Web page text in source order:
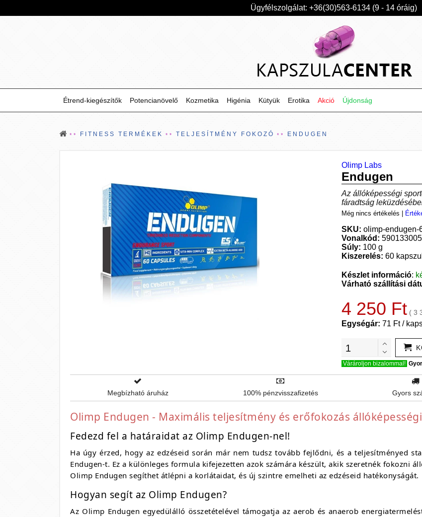
Ügyfélszolgálat: +36(30)563-6134 (9 - 14 óráig)
Étrend-kiegészítők Potencianövelő Kozmetika Higénia Kütyük Erotika Akció Újdonság
FITNESS TERMÉKEK TELJESÍTMÉNY FOKOZÓ ENDUGEN
Olimp Labs
Endugen
Az állóképességi
fáradtság
Még nincs értékelés
SKU: olimp-endugen-
Vonalkód:
Súly: 100 g
Kiszerelés: 60
Készlet információ:
Várható szállítási
4 250 Ft ( 3
Egységár: 71 Ft /
Várároljon bizalommal!
Megbízható áruház 100% pénzvisszafizetés Gyors
Olimp Endugen - Maximális teljesítmény és erőfokozás
Fedezd fel a határaidat az Olimp Endugen-nel!
Ha úgy érzed, hogy az edzéseid során már nem tudsz tovább fejlődni, és a teljesítményed
Endugen-t. Ez a különleges formula kifejezetten azok számára készült, akik szeretnék fokozni
Olimp Endugen segíthet átlépni a korlátaidat, és új szintre emelheti az edzéseid hatékonyságát.
Hogyan segít az Olimp Endugen?
Az Olimp Endugen egyedülálló összetételével támogatja az aerob és anaerob